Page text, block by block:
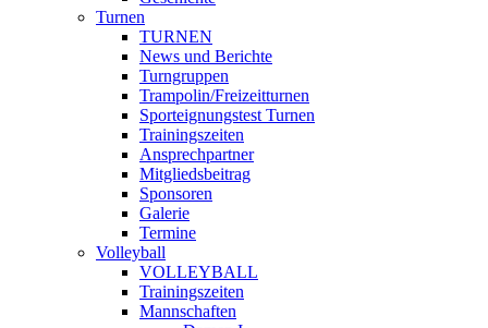
Turnen
TURNEN
News und Berichte
Turngruppen
Trampolin/Freizeitturnen
Sporteignungstest Turnen
Trainingszeiten
Ansprechpartner
Mitgliedsbeitrag
Sponsoren
Galerie
Termine
Volleyball
VOLLEYBALL
Trainingszeiten
Mannschaften